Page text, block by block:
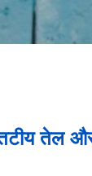
तेल